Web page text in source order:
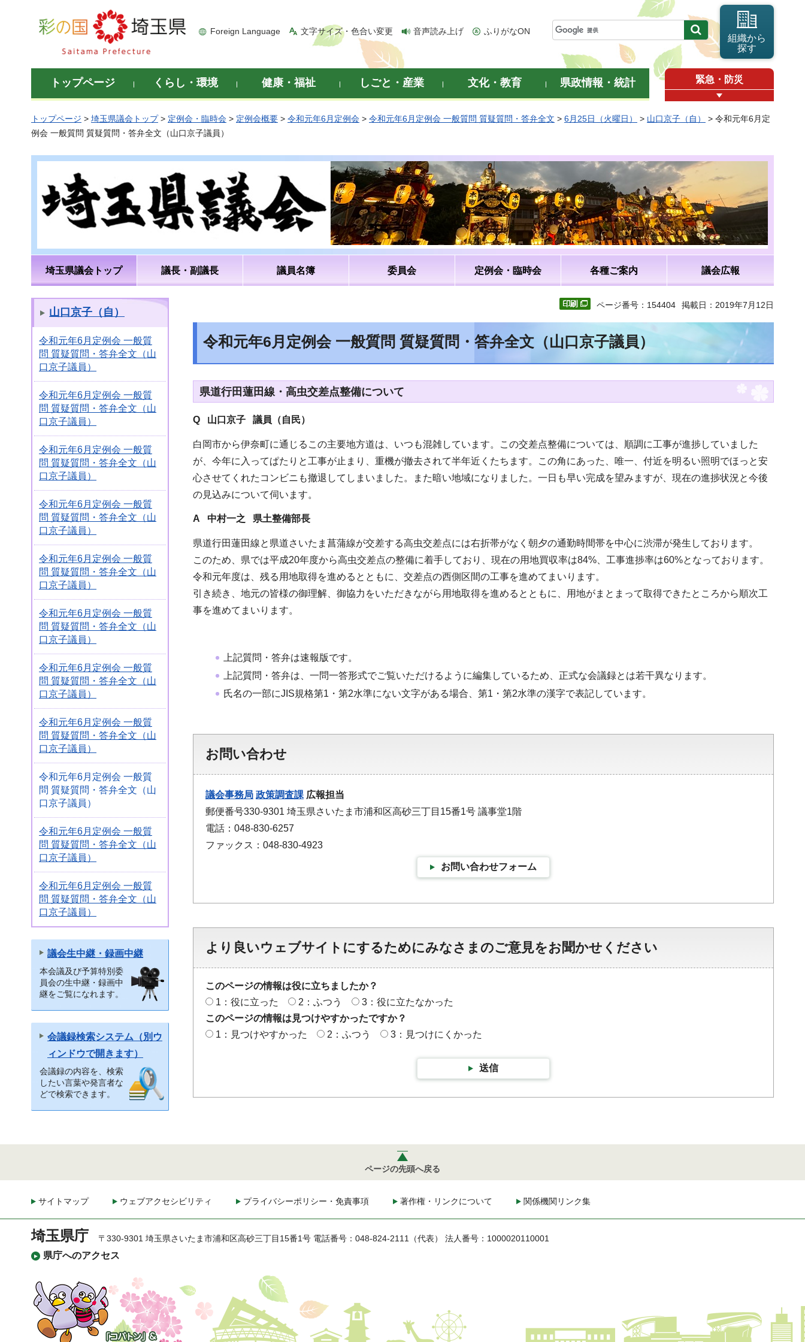
彩の国 埼玉県
Foreign Language 文字サイズ・色合い変更 音声読み上げ ふりがなON
組織から
探す
トップページ くらし・環境 健康・福祉 しごと・産業 文化・教育 県政情報・統計 緊急・防災
トップページ > 埼玉県議会トップ> 定例会・臨時会 > 定例会概要 > 令和元年6月定例会 > 令和元年6月定例会 一般質問 質疑質問・答弁全文 > 6月25日（火曜日） > 山口京子（自）
> 令和元年6月定
例会 一般質問 質疑質問・答弁全文（山口京子議員）
埼玉県議会トップ 議長・副議長 議員名簿 委員会 定例会・臨時会 各種ご案内 議会広報
山口京子（自）
令和元年6月定例会 一般質
問 質疑質問・答弁全文（山
口京子議員）
令和元年6月定例会 一般質
問 質疑質問・答弁全文（山
口京子議員）
令和元年6月定例会 一般質
問 質疑質問・答弁全文（山
口京子議員）
令和元年6月定例会 一般質
問 質疑質問・答弁全文（山
口京子議員）
令和元年6月定例会 一般質
問 質疑質問・答弁全文（山
口京子議員）
令和元年6月定例会 一般質
問 質疑質問・答弁全文（山
口京子議員）
令和元年6月定例会 一般質
問 質疑質問・答弁全文（山
口京子議員）
令和元年6月定例会 一般質
問 質疑質問・答弁全文（山
口京子議員）
令和元年6月定例会 一般質
問 質疑質問・答弁全文（山
口京子議員）
令和元年6月定例会 一般質
問 質疑質問・答弁全文（山
口京子議員）
令和元年6月定例会 一般質
問 質疑質問・答弁全文（山
口京子議員）
議会生中継・録画中継
本会議及び予算特別委
員会の生中継・録画中
継をご覧になれます。
会議録検索システム（別ウ
ィンドウで開きます）
会議録の内容を、検索
したい言葉や発言者な
どで検索できます。
ページ番号：154404 掲載日：2019年7月12日
令和元年6月定例会 一般質問 質疑質問・答弁全文（山口京子議員）
県道行田蓮田線・高虫交差点整備について
Q 山口京子 議員（自民）
白岡市から伊奈町に通じるこの主要地方道は、いつも混雑しています。この交差点整備については、順調に工事が進捗していました
が、今年に入ってぱたりと工事が止まり、重機が撤去されて半年近くたちます。この角にあった、唯一、付近を明るい照明でほっと安
心させてくれたコンビニも撤退してしまいました。また暗い地域になりました。一日も早い完成を望みますが、現在の進捗状況と今後
の見込みについて伺います。
A 中村一之 県土整備部長
県道行田蓮田線と県道さいたま菖蒲線が交差する高虫交差点には右折帯がなく朝夕の通勤時間帯を中心に渋滞が発生しております。
このため、県では平成20年度から高虫交差点の整備に着手しており、現在の用地買収率は84%、工事進捗率は60%となっております。
令和元年度は、残る用地取得を進めるとともに、交差点の西側区間の工事を進めてまいります。
引き続き、地元の皆様の御理解、御協力をいただきながら用地取得を進めるとともに、用地がまとまって取得できたところから順次工
事を進めてまいります。
上記質問・答弁は速報版です。
上記質問・答弁は、一問一答形式でご覧いただけるように編集しているため、正式な会議録とは若干異なります。
氏名の一部にJIS規格第1・第2水準にない文字がある場合、第1・第2水準の漢字で表記しています。
お問い合わせ
議会事務局 政策調査課 広報担当
郵便番号330-9301 埼玉県さいたま市浦和区高砂三丁目15番1号 議事堂1階
電話：048-830-6257
ファックス：048-830-4923
お問い合わせフォーム
より良いウェブサイトにするためにみなさまのご意見をお聞かせください
このページの情報は役に立ちましたか？
1：役に立った
2：ふつう
3：役に立たなかった
このページの情報は見つけやすかったですか？
1：見つけやすかった
2：ふつう 3：見つけにくかった
送信
ページの先頭へ戻る
サイトマップ ウェブアクセシビリティ プライバシーポリシー・免責事項 著作権・リンクについて 関係機関リンク集
埼玉県庁
県庁へのアクセス
〒330-9301 埼玉県さいたま市浦和区高砂三丁目15番1号 電話番号：048-824-2111（代表） 法人番号：1000020110001
「コバトン」&「さいた